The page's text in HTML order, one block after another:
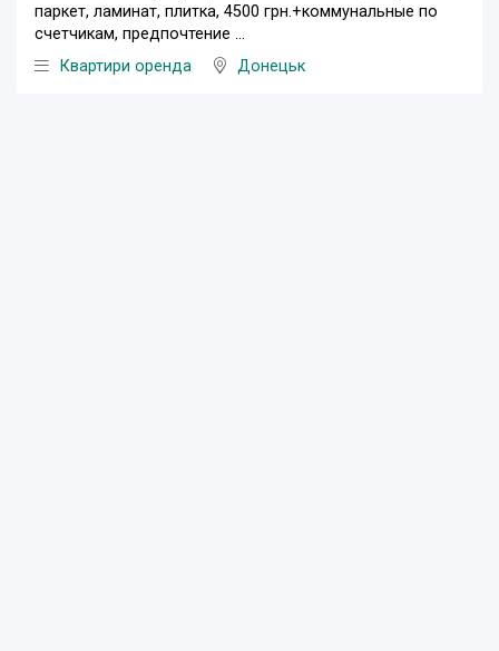
паркет, ламинат, плитка, 4500 грн.+коммунальные по
счетчикам, предпочтение ...
Квартири оренда
Донецьк